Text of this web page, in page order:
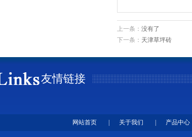
上一条： 没有了
下一条： 天津草坪砖
友情链接
网站首页 关于我们 产品中心